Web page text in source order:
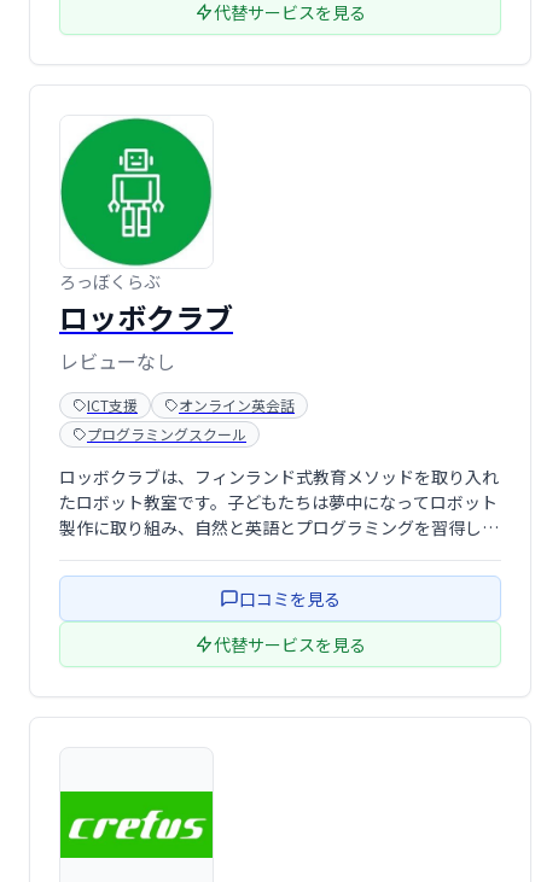
代替サービスを見る
ろっぼくらぶ
ロッボクラブ
レビューなし
ICT支援
オンライン英会話
プログラミングスクール
ロッボクラブは、フィンランド式教育メソッドを取り入れ
たロボット教室です。子どもたちは夢中になってロボット
製作に取り組み、自然と英語とプログラミングを習得しま
な、世界に繋がる習い事としておすすめです。
口コミを見る
代替サービスを見る